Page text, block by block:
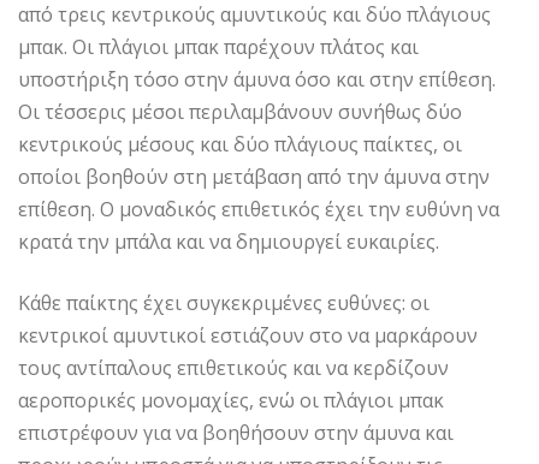
από τρεις κεντρικούς αμυντικούς και δύο πλάγιους
μπακ. Οι πλάγιοι μπακ παρέχουν πλάτος και
υποστήριξη τόσο στην άμυνα όσο και στην επίθεση.
Οι τέσσερις μέσοι περιλαμβάνουν συνήθως δύο
κεντρικούς μέσους και δύο πλάγιους παίκτες, οι
οποίοι βοηθούν στη μετάβαση από την άμυνα στην
επίθεση. Ο μοναδικός επιθετικός έχει την ευθύνη να
κρατά την μπάλα και να δημιουργεί ευκαιρίες.
Κάθε παίκτης έχει συγκεκριμένες ευθύνες: οι
κεντρικοί αμυντικοί εστιάζουν στο να μαρκάρουν
τους αντίπαλους επιθετικούς και να κερδίζουν
αεροπορικές μονομαχίες, ενώ οι πλάγιοι μπακ
επιστρέφουν για να βοηθήσουν στην άμυνα και